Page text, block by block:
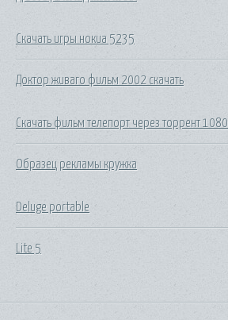
Скачать игры нокиа 5235
Доктор живаго фильм 2002 скачать
Скачать фильм телепорт через торрент 1080
Образец рекламы кружка
Deluge portable
Lite 5